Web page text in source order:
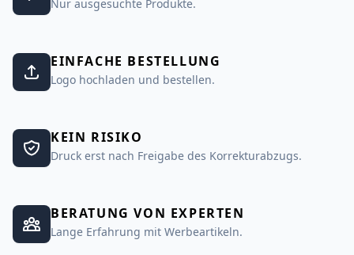
Nur ausgesuchte Produkte.
EINFACHE BESTELLUNG
Logo hochladen und bestellen.
KEIN RISIKO
Druck erst nach Freigabe des Korrekturabzugs.
BERATUNG VON EXPERTEN
Lange Erfahrung mit Werbeartikeln.